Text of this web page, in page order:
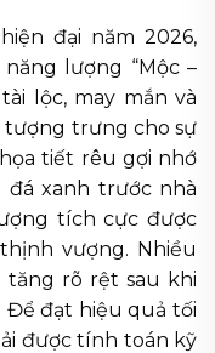
đại năm 2026,
lượng “Mộc –
lộc, may mắn và
tượng trưng cho sự
tiết rêu gợi nhớ
xanh trước nhà
tích cực được
vượng. Nhiều
rõ rệt sau khi
Để đạt hiệu quả tối
được tính toán kỹ